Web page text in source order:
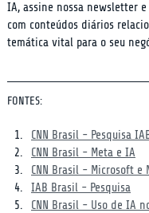
IA, assine nossa newsletter
com conteúdos diários
temática vital para o seu
FONTES:
CNN Brasil - Pesquisa
CNN Brasil - Meta e IA
CNN Brasil - Microsoft e
IAB Brasil - Pesquisa
CNN Brasil - Uso de IA